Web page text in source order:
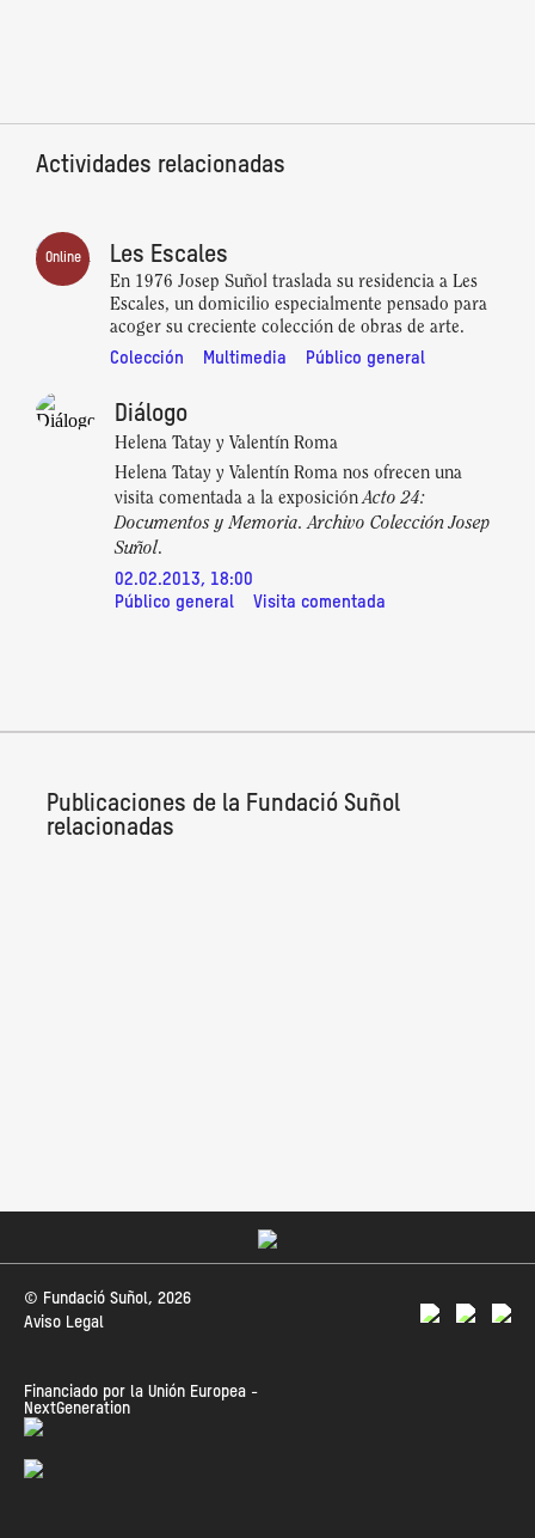
Actividades relacionadas
Online Les Escales
En 1976 Josep Suñol traslada su residencia a Les
Escales, un domicilio especialmente pensado para
acoger su creciente colección de obras de arte.
Colección
Multimedia Público general
Diálogo
Helena Tatay y Valentín Roma
Helena Tatay y Valentín Roma nos ofrecen una
visita comentada a la exposiciónActo 24:
Documentos y Memoria. Archivo Colección Josep
Suñol.
02.02.2013, 18:00
Público general
Visita comentada
Publicaciones de la Fundació Suñol
relacionadas
© Fundació Suñol, 2026
Aviso Legal
Financiado por la Unión Europea -
NextGeneration